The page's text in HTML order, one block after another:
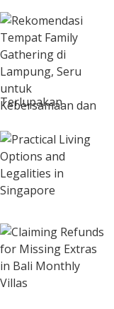
Terlupakan